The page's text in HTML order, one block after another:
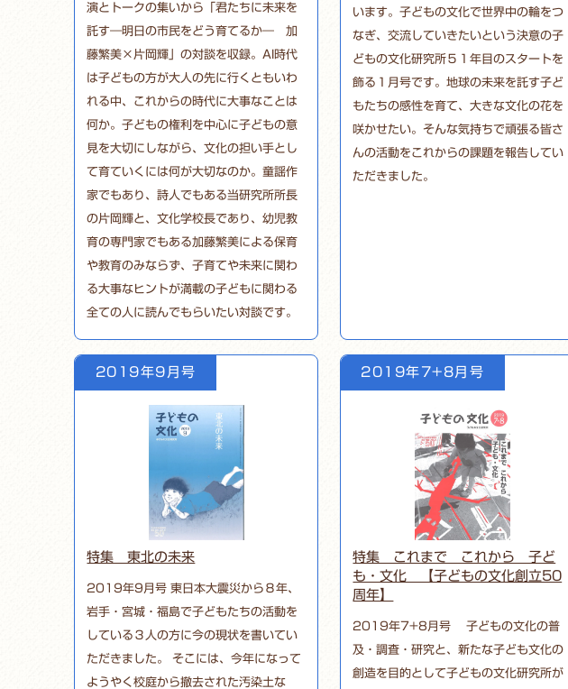
演とトークの集いから「君たちに未来を
託す―明日の市民をどう育てるか― 加
藤繁美×片岡輝」の対談を収録。AI時代
は子どもの方が大人の先に行くともいわ
れる中、これからの時代に大事なことは
何か。子どもの権利を中心に子どもの意
見を大切にしながら、文化の担い手とし
て育ていくには何が大切なのか。童謡作
家でもあり、詩人でもある当研究所所長
の片岡輝と、文化学校長であり、幼児教
育の専門家でもある加藤繁美による保育
や教育のみならず、子育てや未来に関わ
る大事なヒントが満載の子どもに関わる
全ての人に読んでもらいたい対談です。
います。子どもの文化で世界中の輪をつ
なぎ、交流していきたいという決意の子
どもの文化研究所５１年目のスタートを
飾る１月号です。地球の未来を託す子ど
もたちの感性を育て、大きな文化の花を
咲かせたい。そんな気持ちで頑張る皆さ
んの活動をこれからの課題を報告してい
ただきました。
2019年9月号
特集 東北の未来
2019年9月号 東日本大震災から８年、
岩手・宮城・福島で子どもたちの活動を
している３人の方に今の現状を書いてい
ただきました。 そこには、今年になって
ようやく校庭から撤去された汚染土な
2019年7+8月号
特集 これまで これから 子ど
も・文化 【子どもの文化創立50
周年】
2019年7+8月号 子どもの文化の普
及・調査・研究と、新たな子ども文化の
創造を目的として子どもの文化研究所が